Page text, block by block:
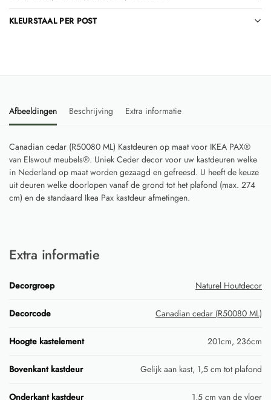
KLEURSTAAL PER POST
Afbeeldingen Beschrijving Extra informatie
Canadian cedar (R50080 ML) Kastdeuren op maat voor IKEA PAX®
van Elswout meubels®. Uniek Ceder decor voor uw kastdeuren welke
in Nederland op maat worden gezaagd en gefreesd. U heeft de keuze
uit deuren welke doorlopen vanaf de grond tot het plafond (max. 274
cm) en de standaard Ikea Pax kastdeur afmetingen.
Extra informatie
Decorgroep Naturel Houtdecor
Decorcode Canadian cedar (R50080 ML)
Hoogte kastelement 201cm, 236cm
Bovenkant kastdeur Gelijk aan kast, 1,5 cm tot plafond
Onderkant kastdeur 1,5 cm van de vloer